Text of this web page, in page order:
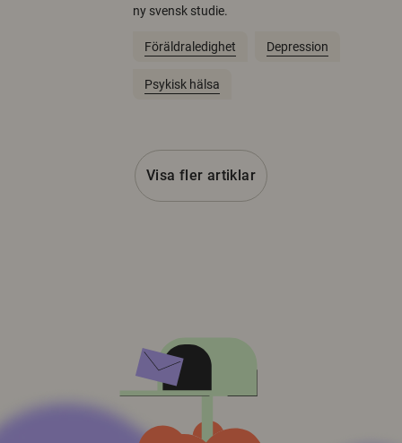
ny svensk studie.
Föräldraledighet Depression
Psykisk hälsa
Visa fler artiklar